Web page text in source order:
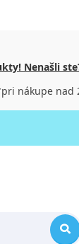
Nenašli
nákupe nad